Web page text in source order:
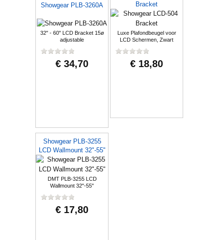
Showgear PLB-3260A
32" - 60" LCD Bracket 15ø
adjustable
€ 34,70
Bracket
Luxe Plafondbeugel voor
LCD Schermen, Zwart
€ 18,80
Showgear PLB-3255
LCD Wallmount 32"-55"
DMT PLB-3255 LCD
Wallmount 32"-55"
€ 17,80